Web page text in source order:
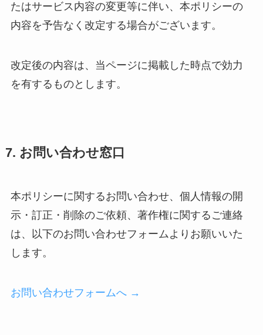
たはサービス内容の変更等に伴い、本ポリシーの
内容を予告なく改定する場合がございます。
改定後の内容は、当ページに掲載した時点で効力
を有するものとします。
7. お問い合わせ窓口
本ポリシーに関するお問い合わせ、個人情報の開
示・訂正・削除のご依頼、著作権に関するご連絡
は、以下のお問い合わせフォームよりお願いいた
します。
お問い合わせフォームへ →